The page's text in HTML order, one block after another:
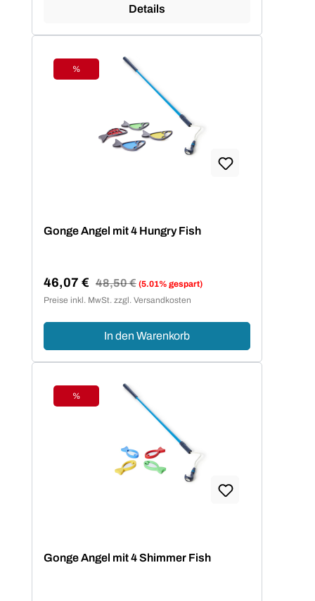
Details
Rabatt
%
Gonge Angel mit 4 Hungry Fish
Verkaufspreis:
46,07 € Regulärer Preis:
48,50 € (5.01% gespart)
Preise inkl. MwSt. zzgl. Versandkosten
In den Warenkorb
Rabatt
%
Gonge Angel mit 4 Shimmer Fish